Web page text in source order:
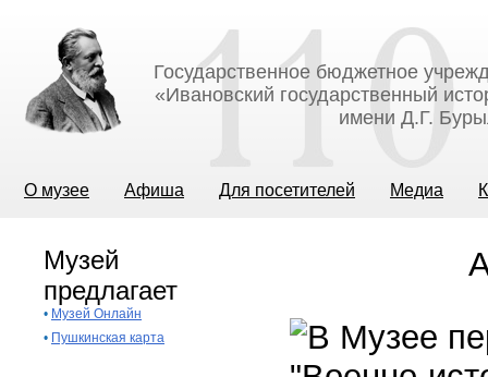
Государственное бюджетное
«Ивановский государственный
имени Д.Г.
О музее Афиша Для посетителей Медиа
Музей
предлагает
• Музей Онлайн
• Пушкинская карта